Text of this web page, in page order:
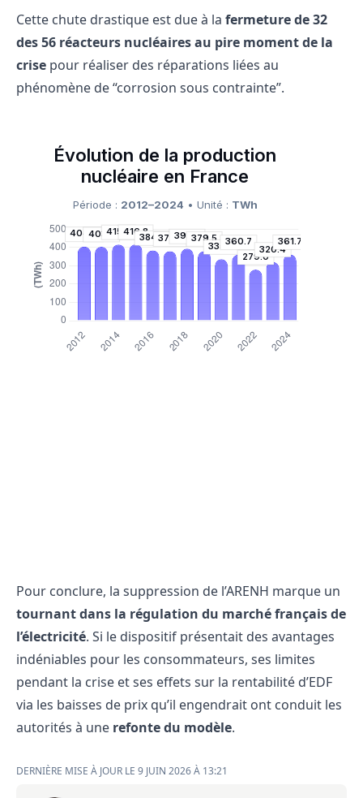
Cette chute drastique est due à la fermeture de 32
des 56 réacteurs nucléaires au pire moment de la
crise pour réaliser des réparations liées au
phénomène de “corrosion sous contrainte”.
Pour conclure, la suppression de l’ARENH marque un
tournant dans la régulation du marché français de
l’électricité. Si le dispositif présentait des avantages
indéniables pour les consommateurs, ses limites
pendant la crise et ses effets sur la rentabilité d’EDF
via les baisses de prix qu’il engendrait ont conduit les
autorités à une refonte du modèle.
DERNIÈRE MISE À JOUR LE 9 JUIN 2026 À 13:21